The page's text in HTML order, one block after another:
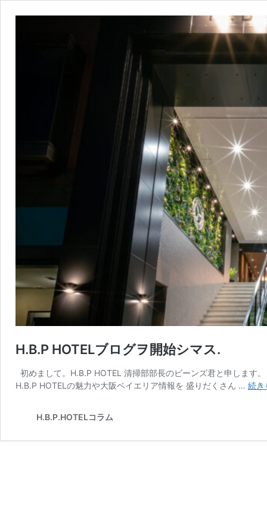
H.B.P HOTELブログヲ開始シマス.
初めまして。H.B.P HOTEL 清掃部部長のビーンズ君と申します
H.B.P HOTELの魅力や大阪ベイエリア情報を 盛りだくさん … 続き
H.B.P.HOTELコラム